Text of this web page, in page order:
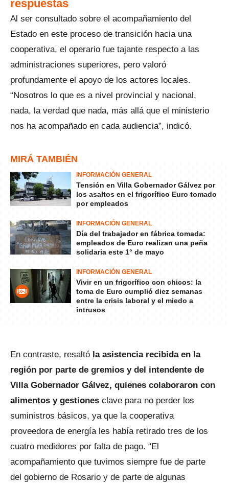
respuestas
Al ser consultado sobre el acompañamiento del
Estado en este proceso de transición hacia una
cooperativa, el operario fue tajante respecto a las
administraciones superiores, pero valoró
profundamente el apoyo de los actores locales.
“Nosotros lo que es a nivel provincial y nacional,
nada, la verdad que nada, más allá que el ministerio
nos ha acompañado en cada audiencia”, indicó.
MIRÁ TAMBIÉN
INFORMACIÓN GENERAL
Tensión en Villa Gobernador Gálvez por
los asaltos en el frigorífico Euro tomado
por empleados
INFORMACIÓN GENERAL
Día del trabajador en fábrica tomada:
empleados de Euro realizan una peña
solidaria este 1° de mayo
INFORMACIÓN GENERAL
Vivir en un frigorífico con chicos: la
toma de Euro cumplió diez semanas
entre la crisis laboral y el miedo a
intrusos
En contraste, resaltó la asistencia recibida en la
región por parte de gremios y del intendente de
Villa Gobernador Gálvez, quienes colaboraron con
alimentos y gestiones clave para no perder los
suministros básicos, ya que la cooperativa
proveedora de energía les había retirado tres de los
cuatro medidores por falta de pago. “El
acompañamiento que tuvimos siempre fue de parte
del gobierno de Rosario y de parte de algunas